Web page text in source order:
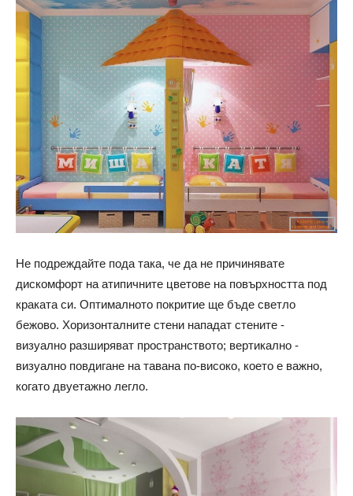
Не подреждайте пода така, че да не причинявате
дискомфорт на атипичните цветове на повърхността под
краката си. Оптималното покритие ще бъде светло
бежово. Хоризонталните стени нападат стените -
визуално разширяват пространството; вертикално -
визуално повдигане на тавана по-високо, което е важно,
когато двуетажно легло.